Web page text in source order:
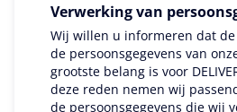
Verwerking van
Wij willen u informeren dat
de persoonsgegevens van
grootste belang is voor
deze reden nemen wij
de persoonsgegevens die wij